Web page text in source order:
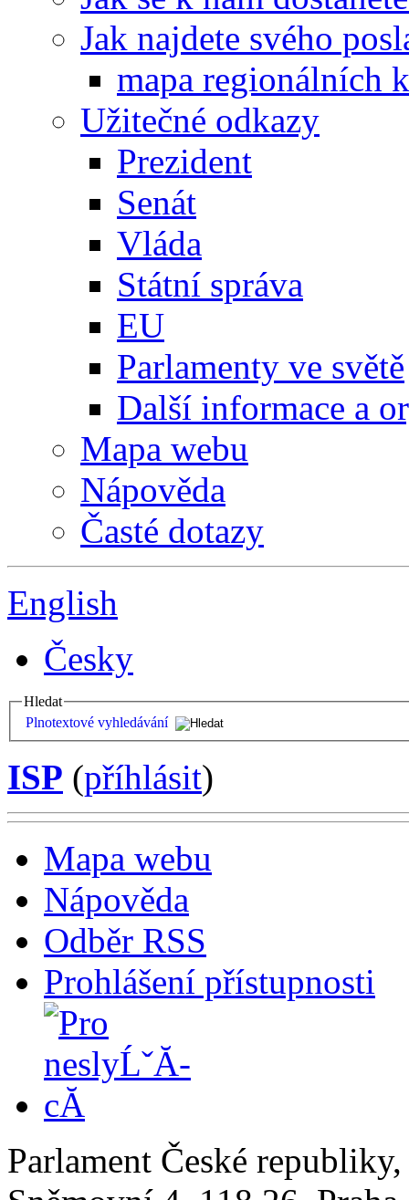
Jak najdete svého
mapa regionálních
Užitečné odkazy
Prezident
Senát
Vláda
Státní správa
EU
Parlamenty ve světě
Další informace a
Mapa webu
Nápověda
Časté dotazy
English
Česky
Hledat
Plnotextové vyhledávání
ISP (příhlásit)
Mapa webu
Nápověda
Odběr RSS
Prohlášení přístupnosti
Parlament České